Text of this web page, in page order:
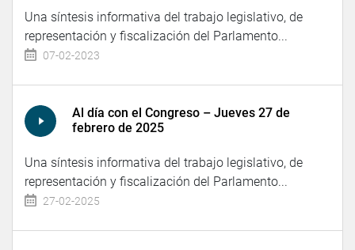
Una síntesis informativa del trabajo legislativo, de
representación y fiscalización del Parlamento...
07-02-2023
Al día con el Congreso – Jueves 27 de
febrero de 2025
Una síntesis informativa del trabajo legislativo, de
representación y fiscalización del Parlamento...
27-02-2025